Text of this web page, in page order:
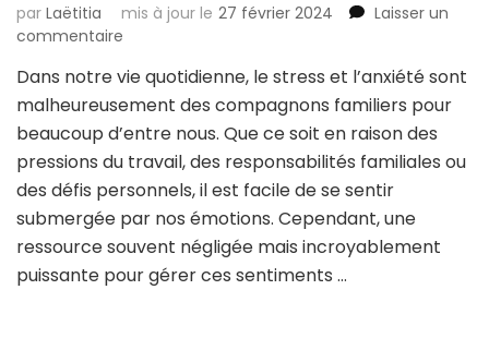
par Laëtitia mis à jour le 27 février 2024
Laisser un
commentaire
exercices
de
respiration
réduire
le
stress
et
l’anxiété
Dans notre vie quotidienne, le stress et l’anxiété sont
malheureusement des compagnons familiers pour
beaucoup d’entre nous. Que ce soit en raison des
pressions du travail, des responsabilités familiales ou
des défis personnels, il est facile de se sentir
submergée par nos émotions. Cependant, une
ressource souvent négligée mais incroyablement
puissante pour gérer ces sentiments …